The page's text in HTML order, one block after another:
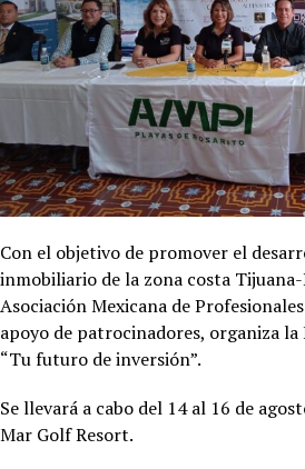
Con el objetivo de promover el
inmobiliario de la zona costa
Asociación Mexicana de
apoyo de patrocinadores, organiza
“Tu futuro de inversión”.
Se llevará a cabo del 14 al 16 de
Mar Golf Resort.